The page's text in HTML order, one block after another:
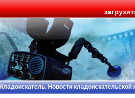
Кладоискатель. Новости кладоискательской